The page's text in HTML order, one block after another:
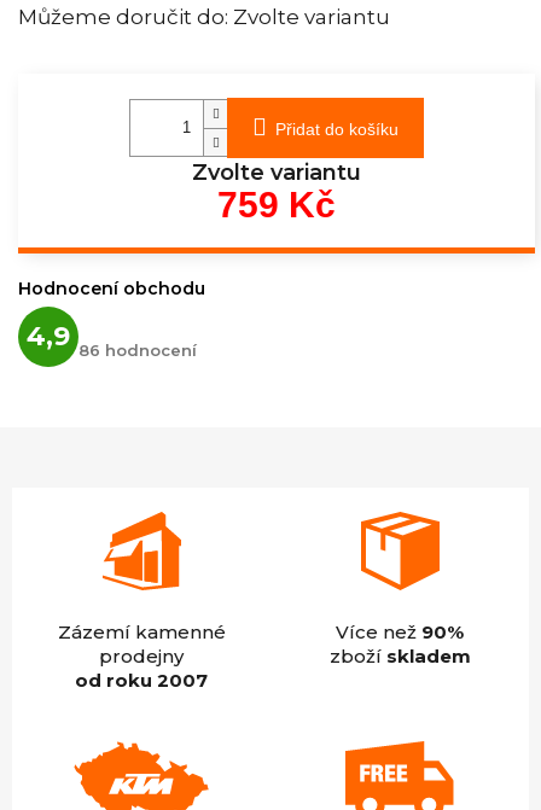
Můžeme doručit do: Zvolte variantu
Přidat do košíku
Zvolte variantu
759 Kč
Hodnocení obchodu
4,9 hodnocení
obchodu
86 hodnocení
Zázemí kamenné
prodejny
od roku 2007
Více než 90%
zboží skladem